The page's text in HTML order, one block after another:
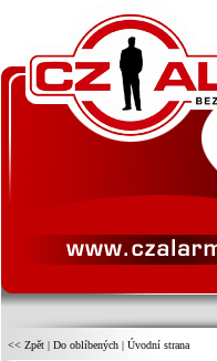
<< Zpět | Do oblíbených | Úvodní strana